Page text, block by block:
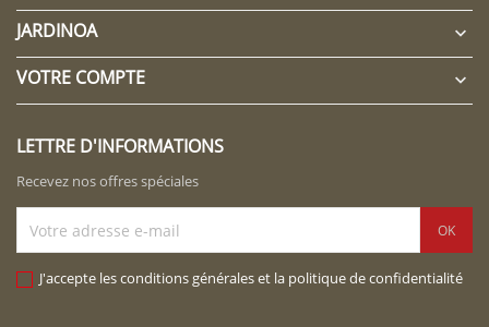
JARDINOA 
VOTRE COMPTE 
LETTRE D'INFORMATIONS
Recevez nos offres spéciales
J'accepte les conditions générales et la politique de confidentialité